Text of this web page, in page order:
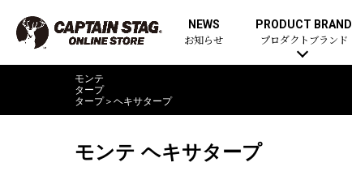
NEWS
お知らせ
PRODUCT BRAND
プロダクトブランド
モンテ
タープ
タープ＞ ヘキサタープ
モンテ ヘキサタープ